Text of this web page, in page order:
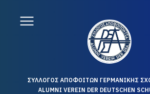
ΣΥΛΛΟΓΟΣ ΑΠΟΦΟΙΤΩΝ ΓΕΡΜΑΝΙΚΗΣ
ALUMNI VEREIN DER DEUTSCHEN